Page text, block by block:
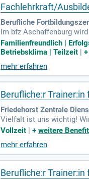
Fachlehrkraft/
Berufliche
Im bfz Aschaffenburg
st 25 Stunden pro
Zu den Aufgaben
s beinhaltet die Stelle
Familienfreundlich |
Betriebsklima | Teilzeit |
mehr erfahren
Berufliche:r
Friedehorst Zentrale
Vielfalt ist uns wichtig!
ert unser Team und
Vollzeit |+weitere
mehr erfahren
Berufliche:r